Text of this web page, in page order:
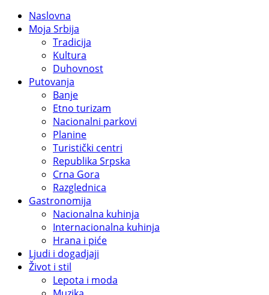
Naslovna
Moja Srbija
Tradicija
Kultura
Duhovnost
Putovanja
Banje
Etno turizam
Nacionalni parkovi
Planine
Turistički centri
Republika Srpska
Crna Gora
Razglednica
Gastronomija
Nacionalna kuhinja
Internacionalna kuhinja
Hrana i piće
Ljudi i dogadjaji
Život i stil
Lepota i moda